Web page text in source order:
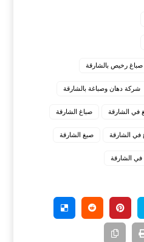
رخيص بالشارقة
شركة دهان وصباغة بالشارقة
في الشارقة صباغ الشارقة
في الشارقة صبغ الشارقة
في الشارقة